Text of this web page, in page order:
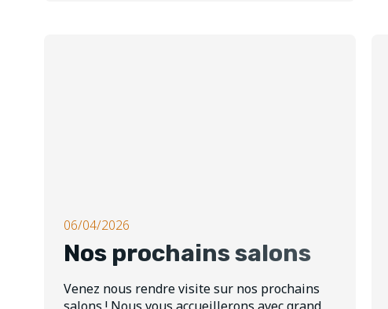
06/04/2026
Nos prochains salons
Venez nous rendre visite sur nos prochains